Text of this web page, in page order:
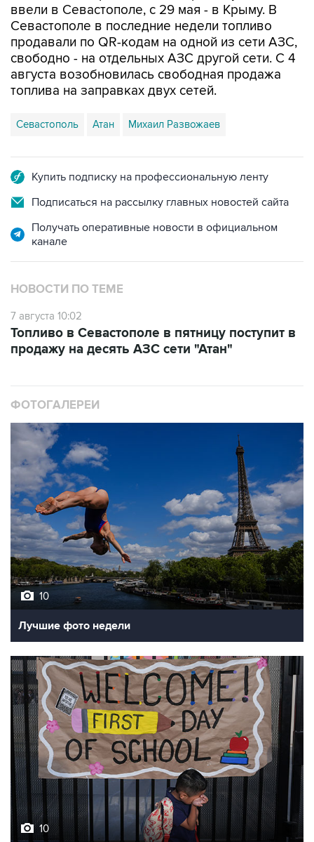
ввели в Севастополе, с 29 мая - в Крыму. В
Севастополе в последние недели топливо
продавали по QR-кодам на одной из сети АЗС,
свободно - на отдельных АЗС другой сети. С 4
августа возобновилась свободная продажа
топлива на заправках двух сетей.
Севастополь Атан Михаил Развожаев
Купить подписку на профессиональную ленту
Подписаться на рассылку главных новостей сайта
Получать оперативные новости в официальном
канале
НОВОСТИ ПО ТЕМЕ
7 августа 10:02
Топливо в Севастополе в пятницу поступит в
продажу на десять АЗС сети "Атан"
ФОТОГАЛЕРЕИ
10
Лучшие фото недели
10